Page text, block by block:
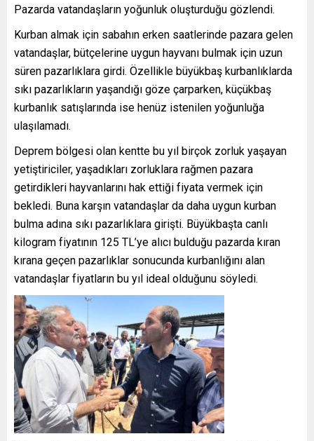
Pazarda vatandaşların yoğunluk oluşturduğu gözlendi.
Kurban almak için sabahın erken saatlerinde pazara gelen
vatandaşlar, bütçelerine uygun hayvanı bulmak için uzun
süren pazarlıklara girdi. Özellikle büyükbaş kurbanlıklarda
sıkı pazarlıkların yaşandığı göze çarparken, küçükbaş
kurbanlık satışlarında ise henüz istenilen yoğunluğa
ulaşılamadı.
Deprem bölgesi olan kentte bu yıl birçok zorluk yaşayan
yetiştiriciler, yaşadıkları zorluklara rağmen pazara
getirdikleri hayvanlarını hak ettiği fiyata vermek için
bekledi. Buna karşın vatandaşlar da daha uygun kurban
bulma adına sıkı pazarlıklara girişti. Büyükbaşta canlı
kilogram fiyatının 125 TL’ye alıcı bulduğu pazarda kıran
kırana geçen pazarlıklar sonucunda kurbanlığını alan
vatandaşlar fiyatların bu yıl ideal olduğunu söyledi.